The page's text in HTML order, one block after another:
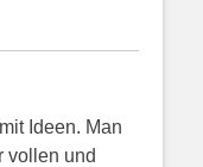
Ideen. Man
vollen und